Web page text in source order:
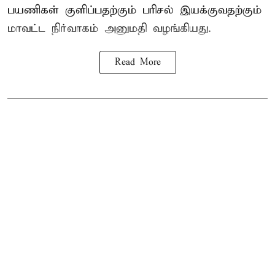
பயணிகள் குளிப்பதற்கும் பரிசல் இயக்குவதற்கும்
மாவட்ட நிர்வாகம் அனுமதி வழங்கியது.
Read More